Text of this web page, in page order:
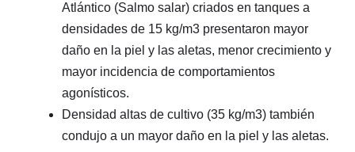
Atlántico (Salmo salar) criados en tanques a
densidades de 15 kg/m3 presentaron mayor
daño en la piel y las aletas, menor crecimiento y
mayor incidencia de comportamientos
agonísticos.
Densidad altas de cultivo (35 kg/m3) también
condujo a un mayor daño en la piel y las aletas.